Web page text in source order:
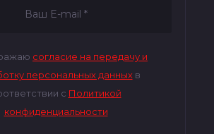
согласие на передачу и
персональных данныхв
с Политикой
конфиденциальности